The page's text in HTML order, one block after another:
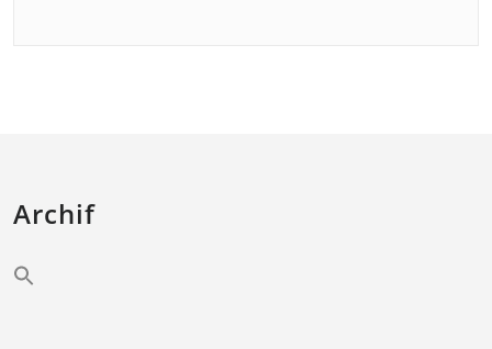
Archif